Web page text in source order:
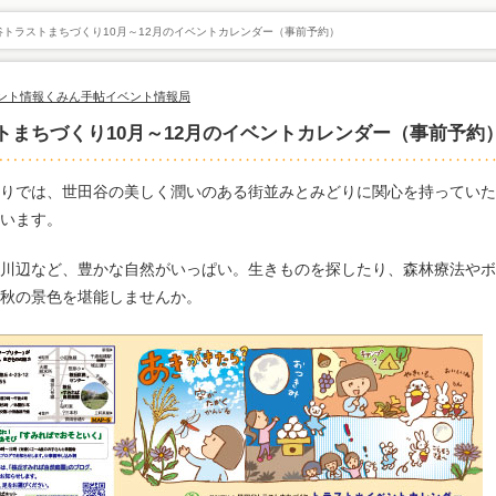
ラストまちづくり10月～12月のイベントカレンダー（事前予約）
ト情報 くみん手帖イベント情報局
ちづくり10月～12月のイベントカレンダー（事前予約
では、世田谷の美しく潤いのある街並みとみどりに関心を持っていた
ます。
辺など、豊かな自然がいっぱい。生きものを探したり、森林療法やボ
の景色を堪能しませんか。